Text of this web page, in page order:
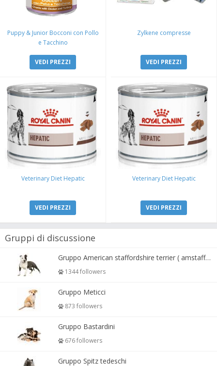
Puppy & Junior Bocconi con Pollo
e Tacchino
VEDI PREZZI
Zylkene compresse
VEDI PREZZI
Veterinary Diet Hepatic
VEDI PREZZI
Veterinary Diet Hepatic
VEDI PREZZI
Gruppi di discussione
Gruppo American staffordshire terrier ( amstaff, amastaff )
1344 followers
Gruppo Meticci
873 followers
Gruppo Bastardini
676 followers
Gruppo Spitz tedeschi